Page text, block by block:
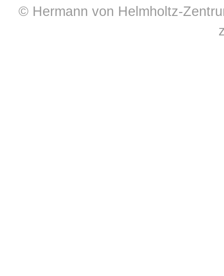
© Hermann von Helmholtz-